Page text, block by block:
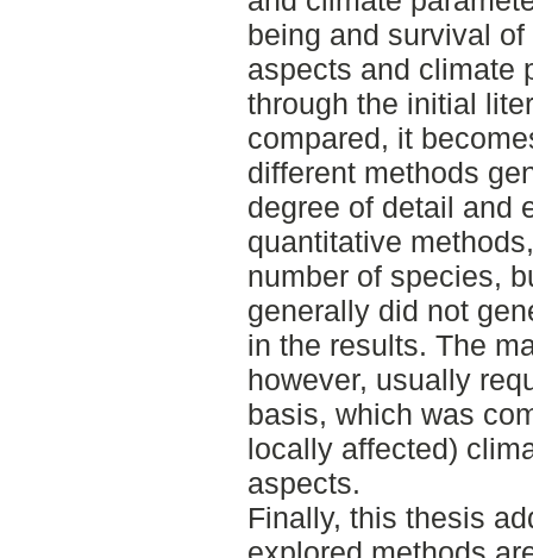
being and survival
aspects and climate
through the initial
compared, it
different methods
degree of detail and
quantitative
number of species,
generally did not
in the results. The
however, usually
basis, which was
locally affected)
aspects.
Finally, this thesis